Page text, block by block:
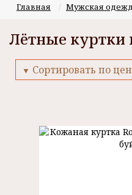
Главная Мужская
Лётные куртки
▼ Сортировать по